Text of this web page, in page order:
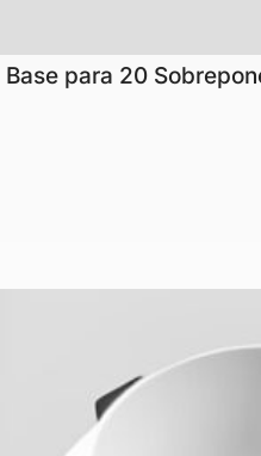
Base para 20